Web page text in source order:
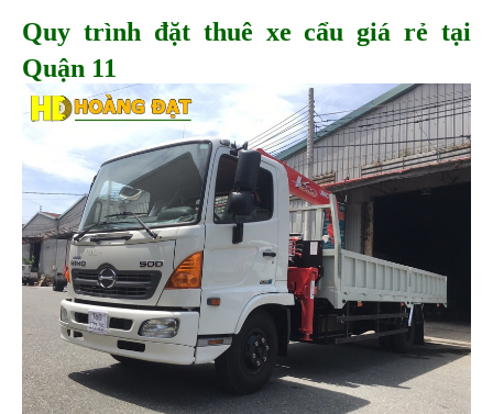
Quy trình đặt thuê xe cẩu giá rẻ tại
Quận 11